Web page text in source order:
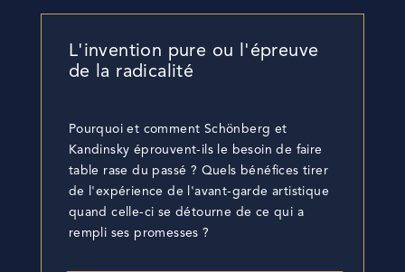
L'invention pure ou l'épreuve
de la radicalité
Pourquoi et comment Schönberg et
Kandinsky éprouvent-ils le besoin de faire
table rase du passé ? Quels bénéfices tirer
de l'expérience de l'avant-garde artistique
quand celle-ci se détourne de ce qui a
rempli ses promesses ?